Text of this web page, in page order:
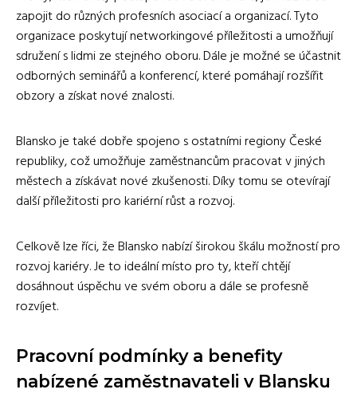
zapojit do různých profesních asociací a organizací. Tyto
organizace poskytují networkingové příležitosti a umožňují
sdružení s lidmi ze stejného oboru. Dále je možné se účastnit
odborných seminářů a konferencí, které pomáhají rozšířit
obzory a získat nové znalosti.
Blansko je také dobře spojeno s ostatními regiony České
republiky, což umožňuje zaměstnancům pracovat v jiných
městech a získávat nové zkušenosti. Díky tomu se otevírají
další příležitosti pro kariérní růst a rozvoj.
Celkově lze říci, že Blansko nabízí širokou škálu možností pro
rozvoj kariéry. Je to ideální místo pro ty, kteří chtějí
dosáhnout úspěchu ve svém oboru a dále se profesně
rozvíjet.
Pracovní podmínky a benefity
nabízené zaměstnavateli v Blansku